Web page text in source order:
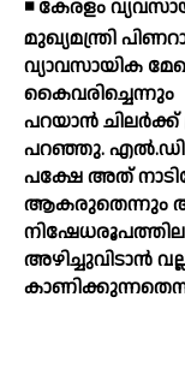
◾ കേരളം
മുഖ്യമന്ത്രി
വ്യാവസായിക
കൈവരിച്ചെന്നും
പറയാന്‍ ചിലര്‍ക്ക്
പറഞ്ഞു.
പക്ഷേ അത്
ആകരുതെന്നും
അഴിച്ചുവിടാന്‍